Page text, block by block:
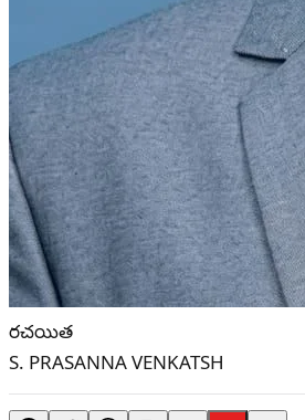
రచయిత
S. PRASANNA VENKATSH